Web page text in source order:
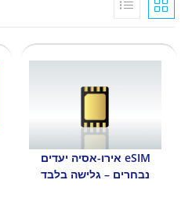
eSIM אירו-אסיה יעדים
נבחרים – גלישה בלבד